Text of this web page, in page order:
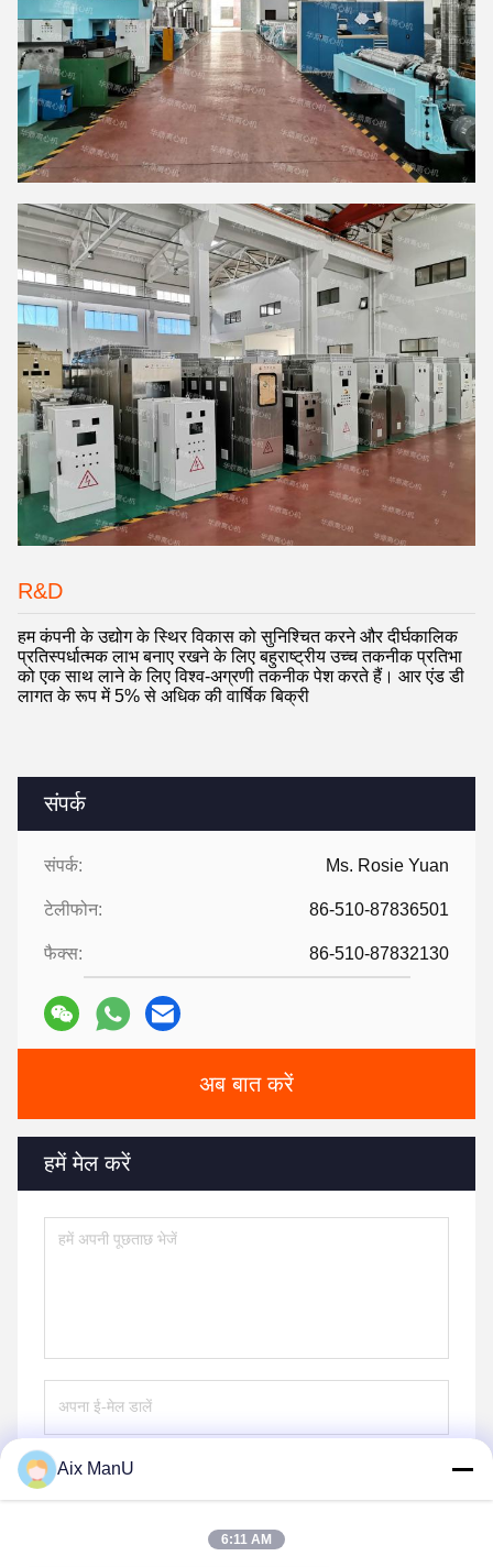
संपर्क
संपर्क: Ms. Rosie Yuan
टेलीफोन: 86-510-87836501
फैक्स: 86-510-87832130
अब बात करें
हमें मेल करें
भेजना
R&D
हम कंपनी के उद्योग के स्थिर विकास को सुनिश्चित करने और दीर्घकालिक
प्रतिस्पर्धात्मक लाभ बनाए रखने के लिए बहुराष्ट्रीय उच्च तकनीक प्रतिभा
को एक साथ लाने के लिए विश्व-अग्रणी तकनीक पेश करते हैं। आर एंड डी
लागत के रूप में 5% से अधिक की वार्षिक बिक्री
Aix ManU
6:11 AM